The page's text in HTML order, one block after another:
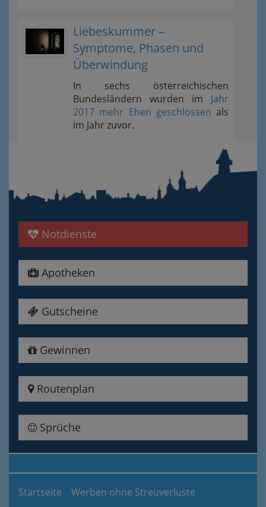
Liebeskummer –
Symptome, Phasen und
Überwindung
In sechs österreichischen
Bundesländern wurden im Jahr
2017 mehr Ehen geschlossen als
im Jahr zuvor.
Notdienste
Apotheken
Gutscheine
Gewinnen
Routenplan
Sprüche
Startseite Werben ohne Streuverluste